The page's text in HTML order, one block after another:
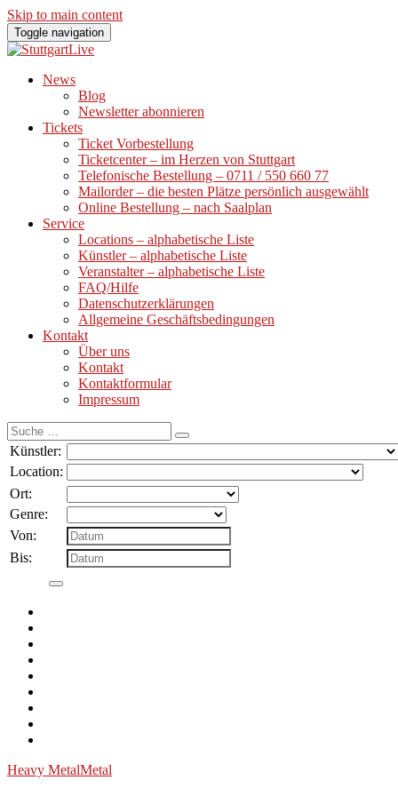
Skip to main content
Toggle navigation
News
Blog
Newsletter abonnieren
Tickets
Ticket Vorbestellung
Ticketcenter – im Herzen von Stuttgart
Telefonische Bestellung – 0711 / 550 660 77
Mailorder – die besten Plätze persönlich ausgewählt
Online Bestellung – nach Saalplan
Service
Locations – alphabetische Liste
Künstler – alphabetische Liste
Veranstalter – alphabetische Liste
FAQ/Hilfe
Datenschutzerklärungen
Allgemeine Geschäftsbedingungen
Kontakt
Über uns
Kontakt
Kontaktformular
Impressum
Suche
nach:
Künstler:
Location:
Ort:
Genre:
Von:
Bis:
Heavy MetalMetal